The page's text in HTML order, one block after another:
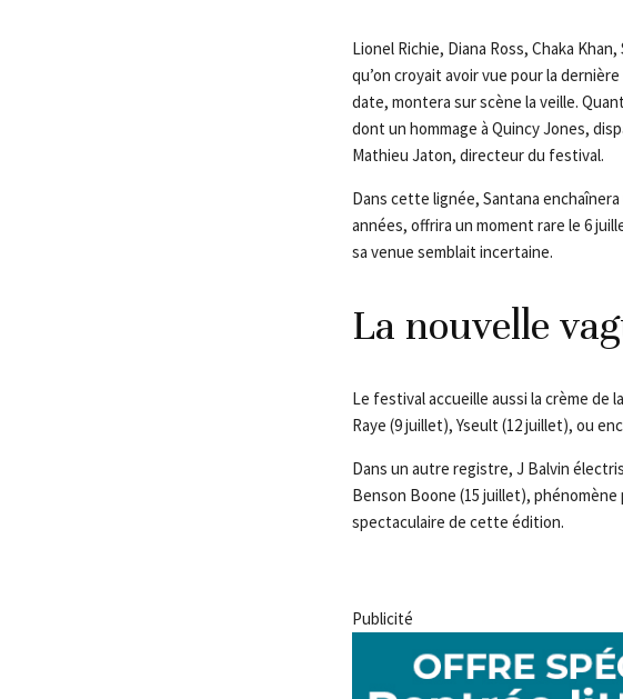
Lionel Richie, Diana Ross, Chaka
qu’on croyait avoir vue pour la
date, montera sur scène la veille.
dont un hommage à Quincy Jones,
Mathieu Jaton, directeur du festival.
Dans cette lignée, Santana
années, offrira un moment rare le 6
sa venue semblait incertaine.
La nouvelle
Le festival accueille aussi la crème de
Raye (9 juillet), Yseult (12 juillet), ou
Dans un autre registre, J Balvin
Benson Boone (15 juillet),
spectaculaire de cette édition.
Publicité